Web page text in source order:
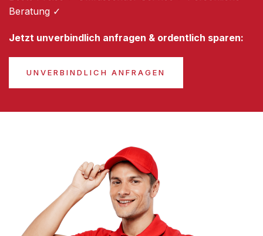
Beratung ✓
Jetzt unverbindlich anfragen & ordentlich sparen:
UNVERBINDLICH ANFRAGEN